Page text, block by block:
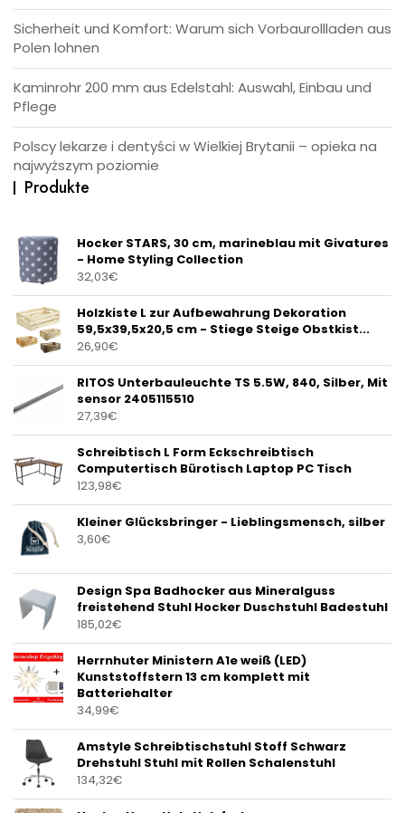
Sicherheit und Komfort: Warum sich Vorbaurollladen aus
Polen lohnen
Kaminrohr 200 mm aus Edelstahl: Auswahl, Einbau und
Pflege
Polscy lekarze i dentyści w Wielkiej Brytanii – opieka na
najwyższym poziomie
Produkte
Hocker STARS, 30 cm, marineblau mit Givatures
- Home Styling Collection
32,03€
Holzkiste L zur Aufbewahrung Dekoration
59,5x39,5x20,5 cm - Stiege Steige Obstkist...
26,90€
RITOS Unterbauleuchte TS 5.5W, 840, Silber, Mit
sensor 2405115510
27,39€
Schreibtisch L Form Eckschreibtisch
Computertisch Bürotisch Laptop PC Tisch
123,98€
Kleiner Glücksbringer - Lieblingsmensch, silber
3,60€
Design Spa Badhocker aus Mineralguss
freistehend Stuhl Hocker Duschstuhl Badestuhl
185,02€
Herrnhuter Ministern A1e weiß (LED)
Kunststoffstern 13 cm komplett mit
Batteriehalter
34,99€
Amstyle Schreibtischstuhl Stoff Schwarz
Drehstuhl Stuhl mit Rollen Schalenstuhl
134,32€